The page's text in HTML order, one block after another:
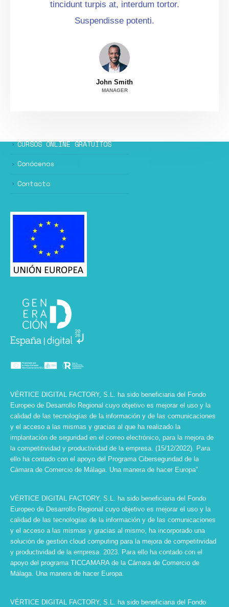
tincidunt turpis at, interdum tortor.
Suspendisse potenti.
John Smith
MANAGER
CURSOS ONLINE GRATUITOS
Conócenos
Contacto
VÉRTICE DIGITAL FACTORY, S.L. ha sido beneficiaria del Fondo
Europeo de Desarrollo Regional cuyo objetivo es mejorar el uso y la
calidad de las tecnologías de la información y de las comunicaciones
y el acceso a las mismas y gracias al que ha realizado la
implantación de seguridad en el correo electrónico, para la mejora de
la competitividad y productividad de la empresa. (15/12/2022). Para
ello ha contado con el apoyo del Programa Ciberseguridad de la
Cámara de Comercio de Málaga. Una manera de hacer Europa”.
VÉRTICE DIGITAL FACTORY, S.L. ha sido beneficiaria del Fondo
Europeo de Desarrollo Regional cuyo objetivo es mejorar el uso y la
calidad de las tecnologías de la información y de las comunicaciones
y el acceso a las mismas y gracias al mismo, ha incorporado una
solución de gestión cloud computing para la mejora de competitividad
y productividad de la empresa. 2023. Para ello ha contado con el
apoyo del programa TICCAMARA de la Cámara de Comercio de
Málaga. Una manera de hacer Europa.
VÉRTICE DIGITAL FACTORY, S.L. ha sido beneficiaria del Fondo